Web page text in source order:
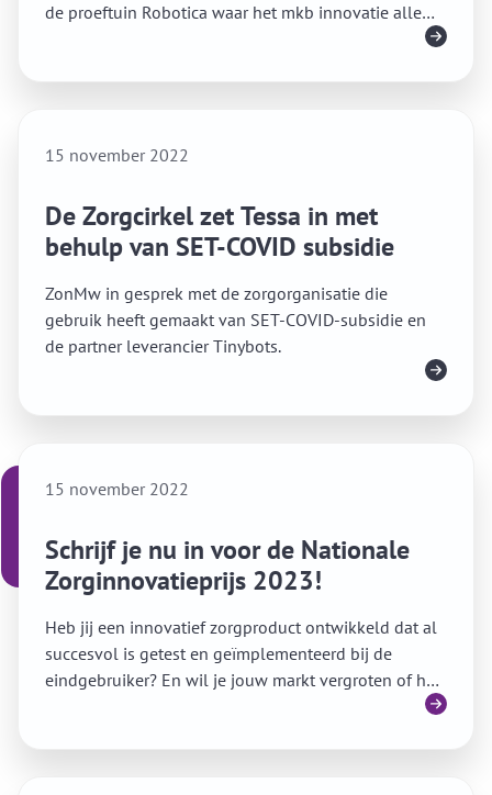
de proeftuin Robotica waar het mkb innovatie alle
15 november 2022
De Zorgcirkel zet Tessa in met
behulp van SET-COVID subsidie
ZonMw in gesprek met de zorgorganisatie die
gebruik heeft gemaakt van SET-COVID-subsidie en
de partner leverancier Tinybots.
15 november 2022
Schrijf je nu in voor de Nationale
Zorginnovatieprijs 2023!
Heb jij een innovatief zorgproduct ontwikkeld dat al
succesvol is getest en geïmplementeerd bij de
eindgebruiker? En wil je jouw markt vergroten of het
product verder verbeteren? Schrijf je dan nu in voor